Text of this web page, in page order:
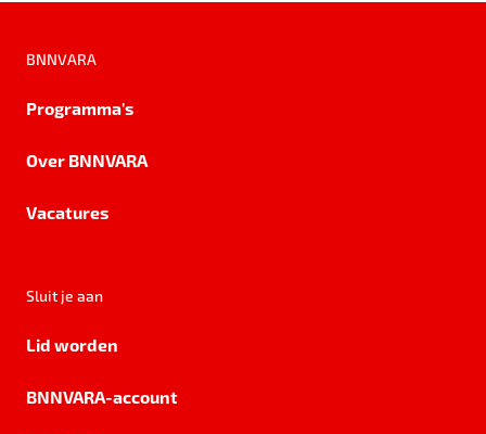
BNNVARA
Programma's
Over BNNVARA
Vacatures
Sluit je aan
Lid worden
BNNVARA-account